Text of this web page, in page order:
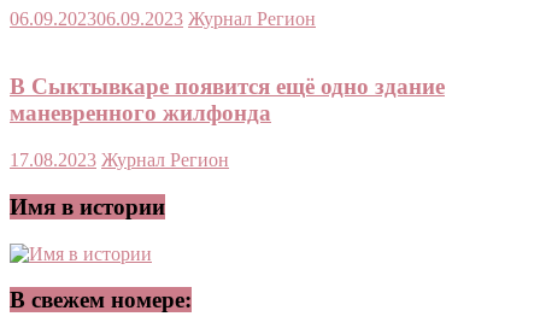
06.09.202306.09.2023 Журнал Регион
В Сыктывкаре появится ещё одно здание
маневренного жилфонда
17.08.2023 Журнал Регион
Имя в истории
В свежем номере: